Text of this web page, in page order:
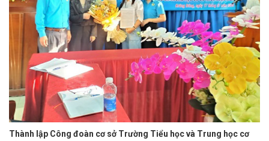
Thành lập Công đoàn cơ sở Trường Tiểu học và Trung học cơ